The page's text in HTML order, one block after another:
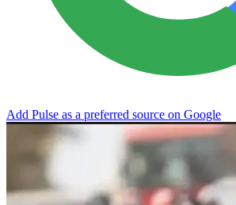
Add Pulse as a preferred source on Google